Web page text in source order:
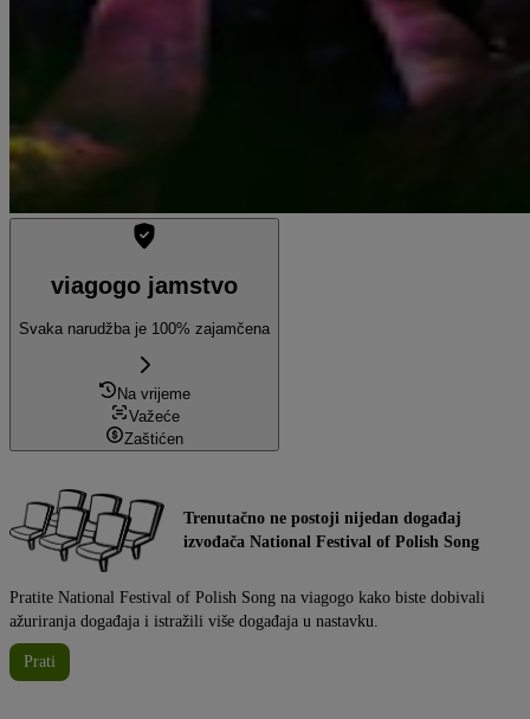
viagogo jamstvo
Svaka narudžba je 100% zajamčena
Na vrijeme
Važeće
Zaštićen
Trenutačno ne postoji nijedan događaj
izvođača National Festival of Polish Song
Pratite National Festival of Polish Song na viagogo kako biste dobivali
ažuriranja događaja i istražili više događaja u nastavku.
Prati